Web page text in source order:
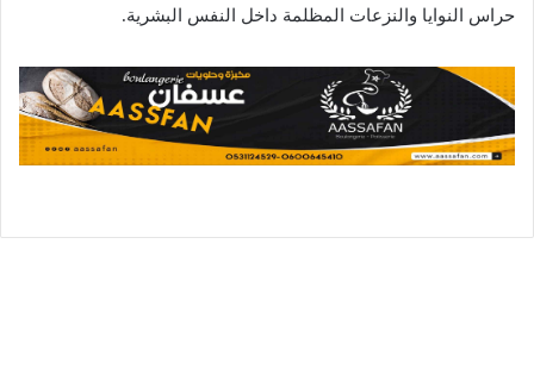
حراس النوايا والنزعات المظلمة داخل النفس البشرية.